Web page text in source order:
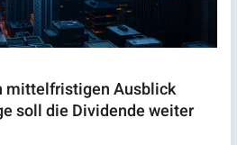
mittelfristigen Ausblick
soll die Dividende weiter